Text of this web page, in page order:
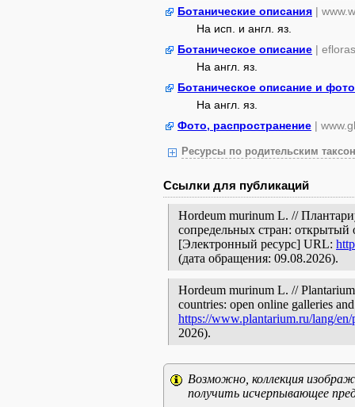
Ботанические описания |
На исп. и англ. яз.
Ботаническое описание |
На англ. яз.
Ботаническое описание и фото
На англ. яз.
Фото, распространение |
Ресурсы по родительским
Ссылки для публикаций
Hordeum murinum L. //
сопредельных стран: открытый
[Электронный ресурс] URL:
(дата обращения: 09.08.2026).
Hordeum murinum L. //
countries: open online galleries
https://www.plantarium.ru/lang/
2026).
Возможно, коллекция
получить исчерпывающее